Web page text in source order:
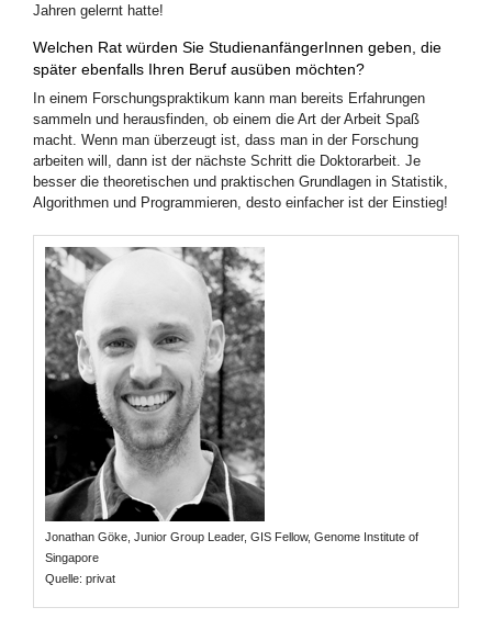
Jahren gelernt hatte!
Welchen Rat würden Sie StudienanfängerInnen geben, die
später ebenfalls Ihren Beruf ausüben möchten?
In einem Forschungspraktikum kann man bereits Erfahrungen
sammeln und herausfinden, ob einem die Art der Arbeit Spaß
macht. Wenn man überzeugt ist, dass man in der Forschung
arbeiten will, dann ist der nächste Schritt die Doktorarbeit. Je
besser die theoretischen und praktischen Grundlagen in Statistik,
Algorithmen und Programmieren, desto einfacher ist der Einstieg!
Jonathan Göke, Junior Group Leader, GIS Fellow, Genome Institute of
Singapore
Quelle: privat